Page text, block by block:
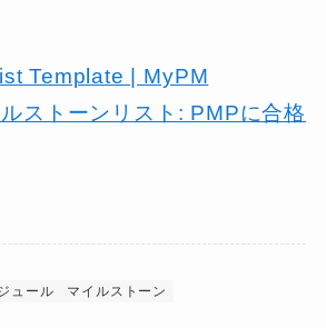
Template | MyPM
ストーンリスト: PMPに合格
ュール マイルストーン